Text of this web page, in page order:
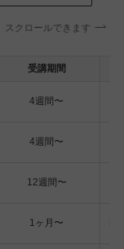
スクロールできます
受講期間
4週間〜
4週間〜
12週間〜
1ヶ月〜